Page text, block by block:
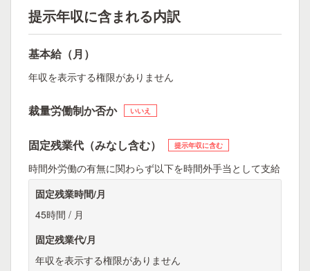
提示年収に含まれる内訳
基本給（月）
年収を表示する権限がありません
裁量労働制か否か いいえ
固定残業代（みなし含む） 提示年収に含む
時間外労働の有無に関わらず以下を時間外手当として支給
固定残業時間/月
45時間 / 月
固定残業代/月
年収を表示する権限がありません